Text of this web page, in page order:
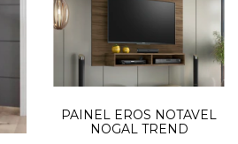
PAINEL EROS NOTAVEL
NOGAL TREND